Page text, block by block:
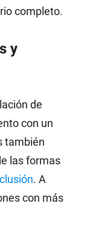
completo.
y
de
con un
también
las formas
. A
con más